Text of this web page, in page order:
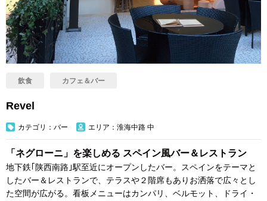
飲食 カフェ＆バー
Revel
カテゴリ：バー エリア：淮海中路 中
「ネグローニ」を楽しめる スペイン風バー＆レストラン
地下鉄｢陕西南路｣駅至近にオープンしたバー。スペインをテーマと
したバー＆レストランで、テラスや２階席もありお洒落で広々とし
た空間が広がる。看板メニューはカンパリ、ベルモット、ドライ・